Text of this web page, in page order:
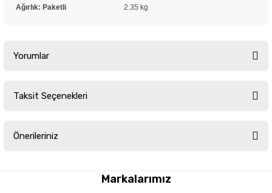
Ağırlık: Paketli 2.35 kg
Yorumlar
Taksit Seçenekleri
Önerileriniz
yetersiz gördüğünüz noktaları öneri formunu kullanarak tarafımıza
Markalarımız